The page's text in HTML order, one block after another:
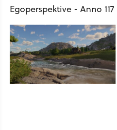
Egoperspektive - Anno 117